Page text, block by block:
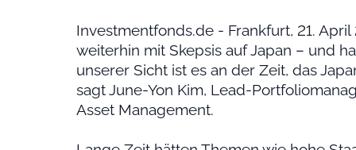
Investmentfonds.de - Frankfurt, 21.
weiterhin mit Skepsis auf Japan – und
unserer Sicht ist es an der Zeit, das
sagt June-Yon Kim, Lead-
Asset Management.